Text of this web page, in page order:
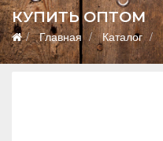
КУПИТЬ ОПТОМ
Главная Каталог